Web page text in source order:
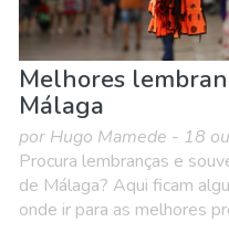
Melhores
Málaga
por Hugo Mamede - 18
Procura lembranças e
de Málaga? Aqui ficam
onde ir para as melhores